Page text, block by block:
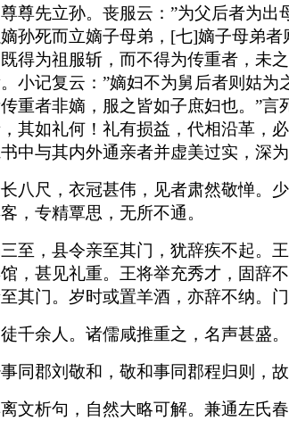
尊先立孙。丧服云：”为父后者为
孙死而立嫡子母弟，[七]嫡子母弟
得为祖服斩，而不得为传重者，
小记复云：”嫡妇不为舅后者则姑
重者非嫡，服之皆如子庶妇也。”
其如礼何！礼有损益，代相沿革，
中与其内外通亲者并虚美过实，深为
八尺，衣冠甚伟，见者肃然敬惮。
，专精覃思，无所不通。
至，县令亲至其门，犹辞疾不起。
，甚见礼重。王将举充秀才，固辞
其门。岁时或置羊酒，亦辞不纳。
千余人。诸儒咸推重之，名声甚盛
同郡刘敬和，敬和事同郡程归则，
文析句，自然大略可解。兼通左氏